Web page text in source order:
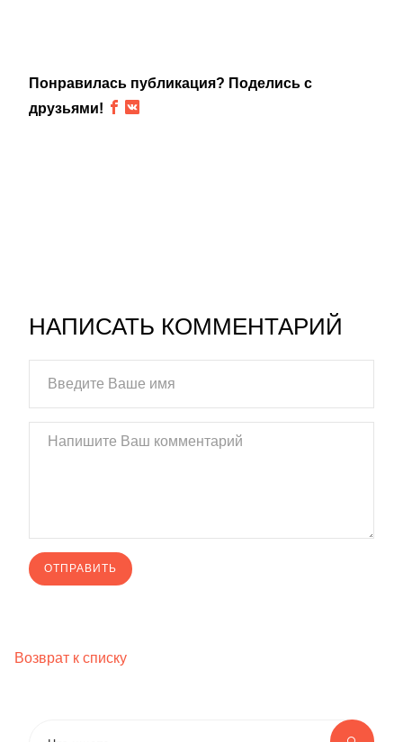
Понравилась публикация? Поделись с
друзьями!
НАПИСАТЬ КОММЕНТАРИЙ
Возврат к списку